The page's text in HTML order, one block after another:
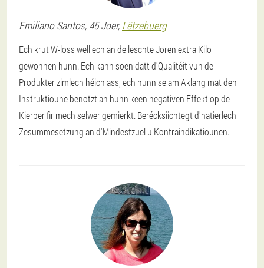
Emiliano Santos, 45 Joer,Lëtzebuerg
Ech krut W-loss well ech an de leschte Joren extra Kilo
gewonnen hunn. Ech kann soen datt d'Qualitéit vun de
Produkter zimlech héich ass, ech hunn se am Aklang mat den
Instruktioune benotzt an hunn keen negativen Effekt op de
Kierper fir mech selwer gemierkt. Berécksiichtegt d'natierlech
Zesummesetzung an d'Mindestzuel u Kontraindikatiounen.